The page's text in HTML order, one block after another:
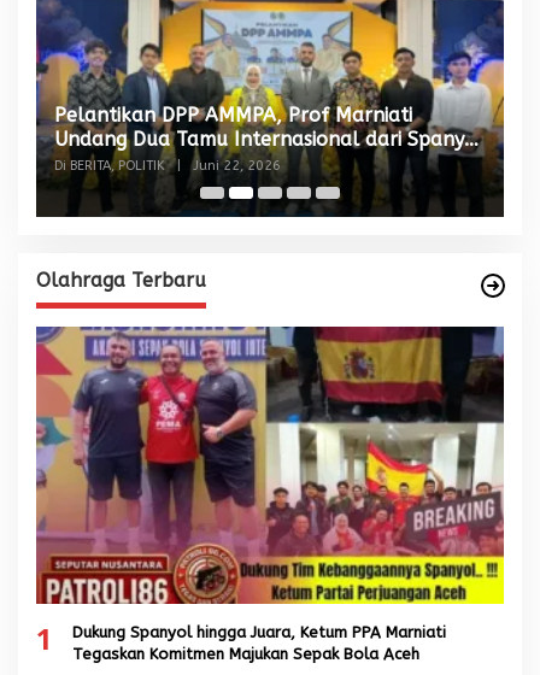
Pelantikan DPP AMMPA, Prof Marniati
Undang Dua Tamu Internasional dari Spanyol
dan Malaysia
Di BERITA, POLITIK Juni 22, 2026
Olahraga Terbaru
1
Dukung Spanyol hingga Juara, Ketum PPA Marniati
Tegaskan Komitmen Majukan Sepak Bola Aceh